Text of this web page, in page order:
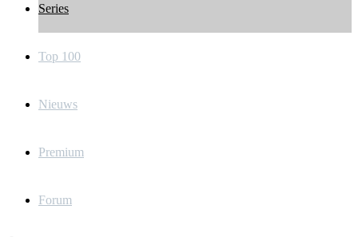
Series
Top 100
Nieuws
Premium
Forum